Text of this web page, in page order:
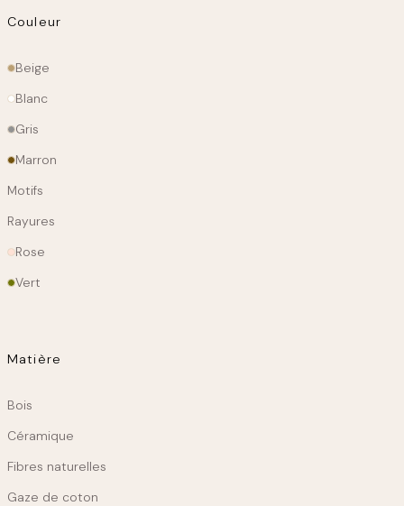
Couleur
Couleur
principale
Beige
Blanc
Gris
Marron
Motifs
Rayures
Rose
Vert
Matière
Matiere
Bois
Céramique
Fibres naturelles
Gaze de coton